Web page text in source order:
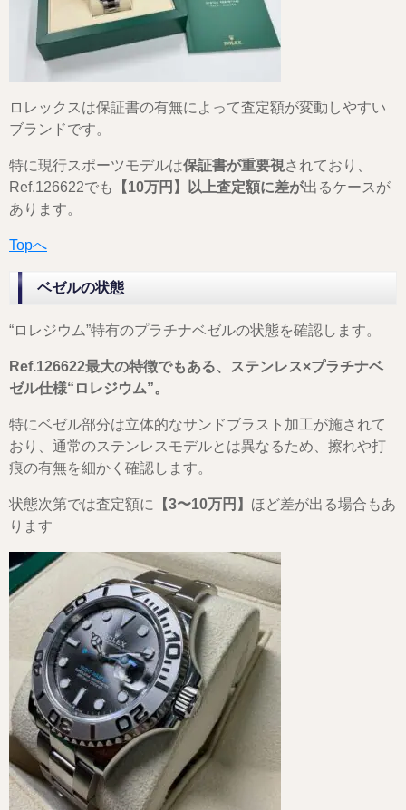
ロレックスは保証書の有無によって査定額が変動しやすい
ブランドです。
特に現行スポーツモデルは保証書が重要視されており、
Ref.126622でも
【10万円】以上査定額に差が出るケースが
あります。
Topへ
ベゼルの状態
“ロレジウム”特有のプラチナベゼルの状態を確認します。
Ref.126622最大の特徴でもある、ステンレス×プラチナベ
ゼル仕様“ロレジウム”。
特にベゼル部分は立体的なサンドブラスト加工が施されて
おり、通常のステンレスモデルとは異なるため、擦れや打
痕の有無を細かく確認します。
状態次第では査定額に 【3〜10万円】 ほど差が出る場合もあ
ります